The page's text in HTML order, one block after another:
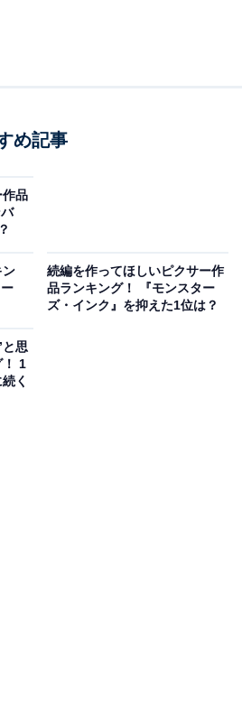
トの所さん。声優としては、バ
監督によるスタジオジブリ映画
ジモト役、アメリカのホームド
の主人公・アルフ役でも活躍し
のバズは無機質な感じがぴった
「バズの自信満々でプライドが
れているから（21歳女性）」
め記事
作品
ン
続編を作ってほしいピクサー作
品ランキング！ 『モンスター
ズ・インク』を抑えた1位は？
思
！ 1
く